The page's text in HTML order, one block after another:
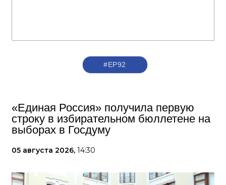
#ЕР92
«Единая Россия» получила первую
строку в избирательном бюллетене на
выборах в Госдуму
05 августа 2026, 14:30